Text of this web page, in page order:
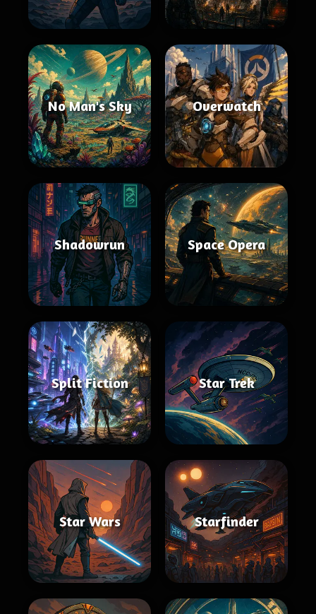
No Man's Sky Overwatch
Shadowrun Space Opera
Split Fiction Star Trek
Star Wars Starfinder